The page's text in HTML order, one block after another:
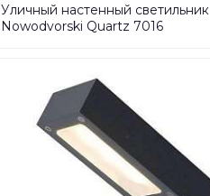
Уличный настенный светильник
Nowodvorski Quartz 7016